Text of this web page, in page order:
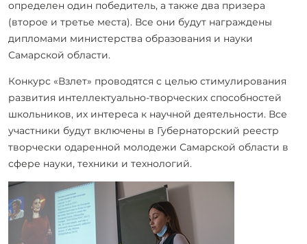
определен один победитель, а также два призера
(второе и третье места). Все они будут награждены
дипломами министерства образования и науки
Самарской области.
Конкурс «Взлет» проводятся с целью стимулирования
развития интеллектуально-творческих способностей
школьников, их интереса к научной деятельности. Все
участники будут включены в Губернаторский реестр
творчески одаренной молодежи Самарской области в
сфере науки, техники и технологий.